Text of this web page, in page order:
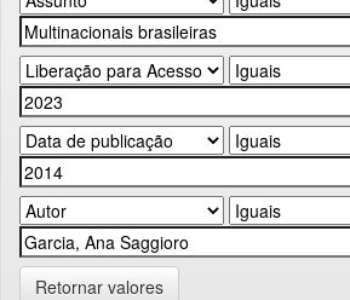
Retornar valores